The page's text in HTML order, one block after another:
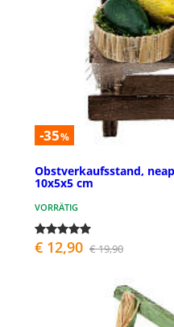
-35%
Obstverkaufsstand,
10x5x5 cm
VORRÄTIG
€ 12,90 € 19,90